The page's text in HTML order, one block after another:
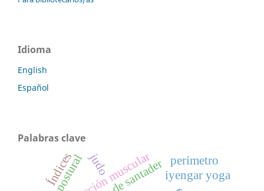
Idioma
English
Español
Palabras clave
iyengar yoga
judo
Índices perímetro